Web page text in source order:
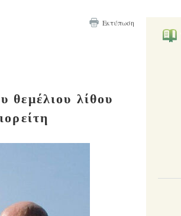
Εκτύπωση
θεμέλιου λίθου